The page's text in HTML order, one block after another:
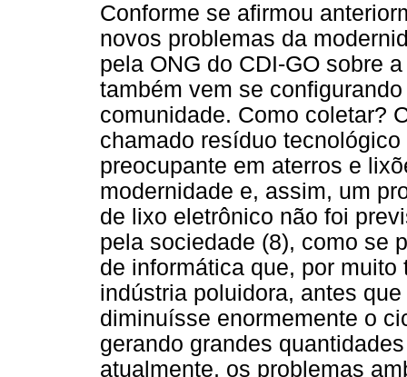
Conforme se afirmou
novos problemas da
pela ONG do CDI-GO sobre
também vem se
comunidade. Como coletar?
chamado resíduo
preocupante em aterros e
modernidade e, assim, um
de lixo eletrônico não foi
pela sociedade (8), como se
de informática que, por
indústria poluidora, antes
diminuísse enormemente o
gerando grandes
atualmente, os problemas